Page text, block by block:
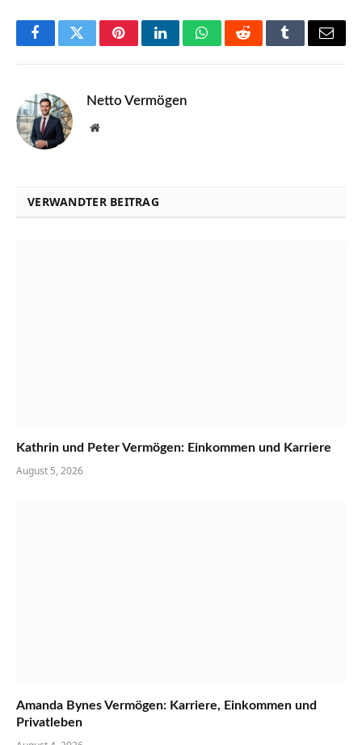
FacebookTwitterPinterestLinkedInWhatsAppRedditTumblrEmail
Netto Vermögen
Website
VERWANDTER BEITRAG
Kathrin und Peter Vermögen: Einkommen und Karriere
August 5, 2026
Amanda Bynes Vermögen: Karriere, Einkommen und
Privatleben